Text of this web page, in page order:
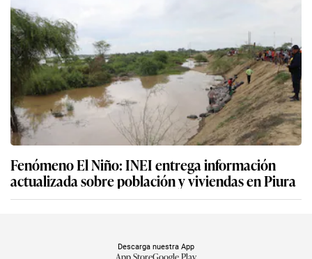
Fenómeno El Niño: INEI entrega información
actualizada sobre población y viviendas en Piura
Descarga nuestra App
App StoreGoogle Play